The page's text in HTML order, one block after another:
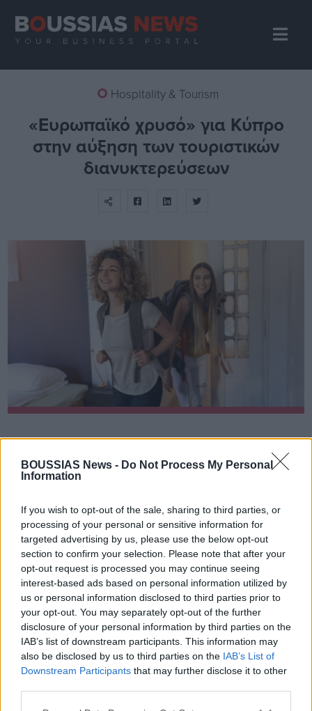
BOUSSIAS News - Do Not Process My Personal
Information
If you wish to opt-out of the sale, sharing to third parties, or
processing of your personal or sensitive information for
targeted advertising by us, please use the below opt-out
section to confirm your selection. Please note that after your
opt-out request is processed you may continue seeing
interest-based ads based on personal information utilized by
us or personal information disclosed to third parties prior to
your opt-out. You may separately opt-out of the further
disclosure of your personal information by third parties on the
IAB’s list of downstream participants. This information may
also be disclosed by us to third parties on the IAB’s List of
Downstream Participants that may further disclose it to other
Hospitality & Tourism
«Ευρωπαϊκό χρυσό» για Κύπρο
στην αύξηση των τουριστικών
διανυκτερεύσεων
By Boussias 23/10/2025
Τη μεγαλύτερη αύξηση σε ευρωπαϊκό επίπεδο
κατέγραψε η Κύπρος το 2024 όσον αφορά τις
διανυκτερεύσεις σε τουριστικά καταλύματα ως
αποτέλεσμα και του διπλού ρεκόρ που κατέγραψε πέρσι
η βαριά βιομηχανία του τόπου.
Την κυπριακή πρωτιά ανακοίνωσε σήμερα η Eurostat
δίδοντας στη δημοσιότητα στοιχεία για τον αριθμό
διανυκτερεύσεων την περσινή χρονιά που αυξήθηκε και
σε ευρωπαϊκό επίπεδο.
Συγκεκριμένα το 2024 ο αριθμός των διανυκτερεύσεων
σε τουριστικά καταλύματα σε ολόκληρη την ΕΕ